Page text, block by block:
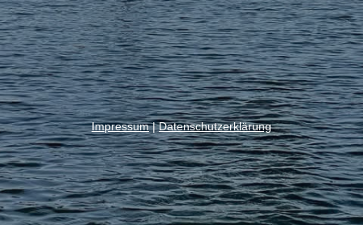
Impressum|Datenschutzerklärung